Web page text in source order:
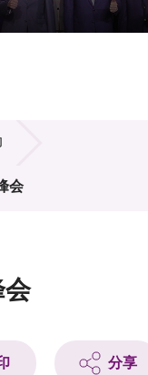
会
分享